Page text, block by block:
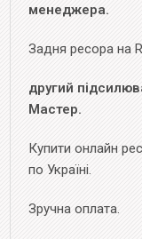
менеджера.
Задня ресора на
другий
Мастер.
Купити онлайн
по Україні.
Зручна оплата.